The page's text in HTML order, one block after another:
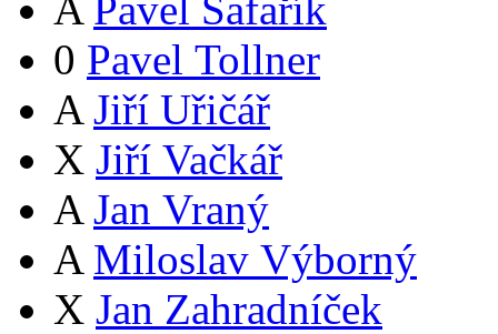
0 Pavel Tollner
A Jiří Uřičář
X Jiří Vačkář
A Jan Vraný
A Miloslav Výborný
X Jan Zahradníček